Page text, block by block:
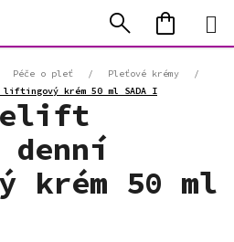
Hledat
KOŠÍK
Péče o pleť / Pleťové krémy
/
krém 50 ml SADA I
denní
50 ml